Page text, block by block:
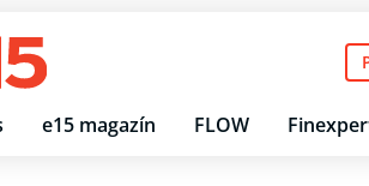
e15 magazín FLOW